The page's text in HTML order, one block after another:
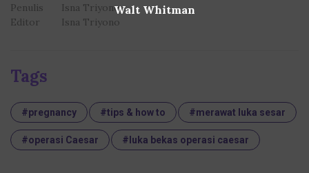
Walt Whitman
Penulis
Isna Triyono
Editor
Isna Triyono
Tags
#pregnancy #tips & how to #merawat luka sesar
#operasi Caesar #luka bekas operasi caesar